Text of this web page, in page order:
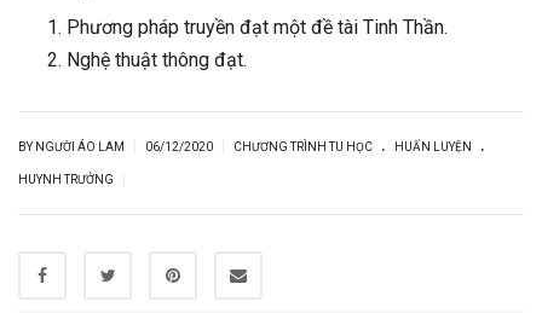
Phương pháp truyền đạt một đề tài Tinh Thần.
Nghệ thuật thông đạt.
BY NGƯỜI ÁO LAM 06/12/2020 CHƯƠNG TRÌNH TU HỌC . HUẤN LUYỆN .
HUYNH TRƯỞNG